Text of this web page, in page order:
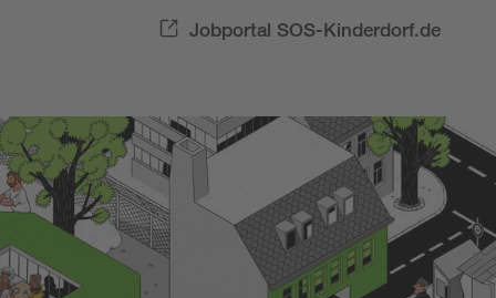
Jobportal SOS-Kinderdorf.de